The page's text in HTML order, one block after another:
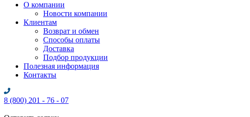
О компании
Новости компании
Клиентам
Возврат и обмен
Способы оплаты
Доставка
Подбор продукции
Полезная информация
Контакты
8 (800) 201 - 76 - 07